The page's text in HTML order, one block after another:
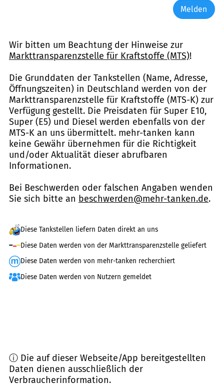
Melden
Wir bitten um Beachtung der Hinweise zur
Markttransparenzstelle für Kraftstoffe (MTS)!
Die Grunddaten der Tankstellen (Name, Adresse,
Öffnungszeiten) in Deutschland werden von der
Markttransparenzstelle für Kraftstoffe (MTS-K) zur
Verfügung gestellt. Die Preisdaten für Super E10,
Super (E5) und Diesel werden ebenfalls von der
MTS-K an uns übermittelt. mehr-tanken kann
keine Gewähr übernehmen für die Richtigkeit
und/oder Aktualität dieser abrufbaren
Informationen.
Bei Beschwerden oder falschen Angaben wenden
Sie sich bitte an beschwerden@mehr-tanken.de.
Diese Tankstellen liefern Daten direkt an uns
Diese Daten werden von der Markttransparenzstelle geliefert
Diese Daten werden von mehr-tanken recherchiert
Diese Daten werden von Nutzern gemeldet
ⓘ Die auf dieser Webseite/App bereitgestellten
Daten dienen ausschließlich der
Verbraucherinformation.